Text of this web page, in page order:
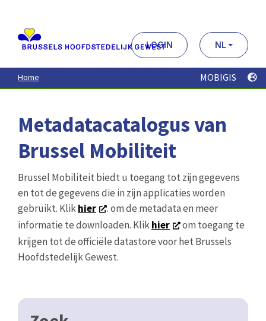
contenu
principal
LOGIN NL
Home MOBIGIS
Metadatacatalogus van
Brussel Mobiliteit
Brussel Mobiliteit biedt u toegang tot zijn gegevens
en tot de gegevens die in zijn applicaties worden
gebruikt. Klikhier
. om de metadata en meer
informatie te downloaden. Klikhier
om toegang te
krijgen tot de officiële datastore voor het Brussels
Hoofdstedelijk Gewest.